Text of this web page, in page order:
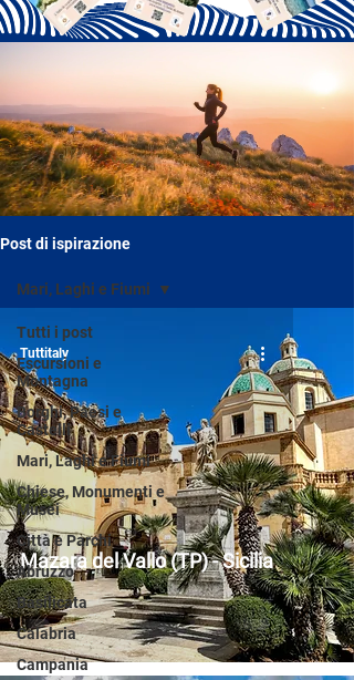
Post di ispirazione
Tutti i post
Escursioni e
Montagna
Borghi, Paesi e
Castelli
Mari, Laghi e Fiumi
Chiese, Monumenti e
Musei
Città e Parchi
Abruzzo
Basilicata
Calabria
Campania
Mari, Laghi e Fiumi
Mazara del Vallo (TP) - Sicilia
Tuttitaly